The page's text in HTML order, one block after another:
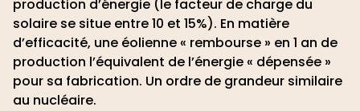
production d’énergie (le facteur de charge du
solaire se situe entre 10 et 15%). En matière
d’efficacité, une éolienne « rembourse » en 1 an de
production l’équivalent de l’énergie « dépensée »
pour sa fabrication. Un ordre de grandeur similaire
au nucléaire.